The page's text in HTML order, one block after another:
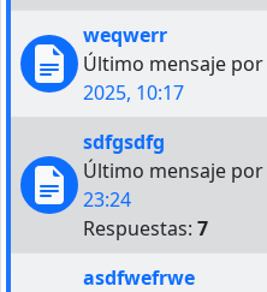
weqwerr
Último mensaje por
2025, 10:17
sdfgsdfg
Último mensaje por
23:24
Respuestas: 7
asdfwefrwe